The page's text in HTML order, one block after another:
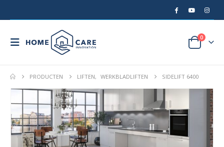
0
PRODUCTEN LIFTEN, WERKBLADLIFTEN SIDELIFT 6400